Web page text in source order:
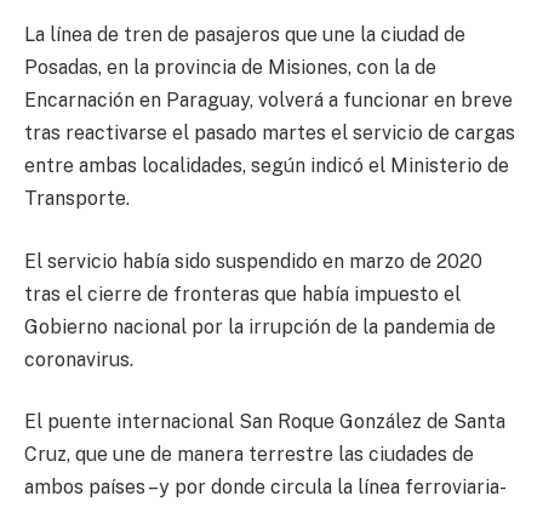
La línea de tren de pasajeros que une la ciudad de
Posadas, en la provincia de Misiones, con la de
Encarnación en Paraguay, volverá a funcionar en breve
tras reactivarse el pasado martes el servicio de cargas
entre ambas localidades, según indicó el Ministerio de
Transporte.
El servicio había sido suspendido en marzo de 2020
tras el cierre de fronteras que había impuesto el
Gobierno nacional por la irrupción de la pandemia de
coronavirus.
El puente internacional San Roque González de Santa
Cruz, que une de manera terrestre las ciudades de
ambos países –y por donde circula la línea ferroviaria-